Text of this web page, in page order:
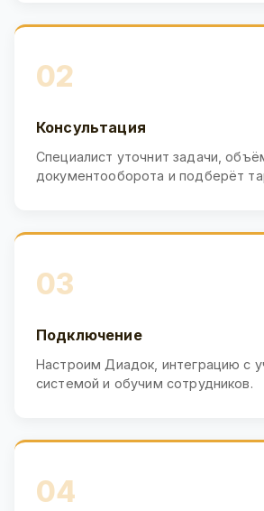
02
Консультация
Специалист уточнит задачи,
документооборота и подберёт
03
Подключение
Настроим Диадок, интеграцию с
системой и обучим сотрудников.
04